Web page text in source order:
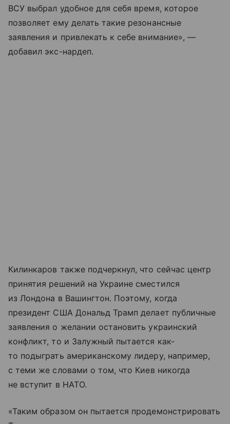
ВСУ выбрал удобное для себя время, которое
позволяет ему делать такие резонансные
заявления и привлекать к себе внимание», —
добавил экс-нардеп.
Килинкаров также подчеркнул, что сейчас центр
принятия решений на Украине сместился
из Лондона в Вашингтон. Поэтому, когда
президент США Дональд Трамп делает публичные
заявления о желании остановить украинский
конфликт, то и Залужный пытается как-
то подыграть американскому лидеру, например,
с теми же словами о том, что Киев никогда
не вступит в НАТО.
«Таким образом он пытается продемонстрировать